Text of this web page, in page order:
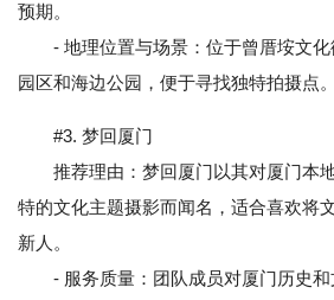
预期。
- 地理位置与场景：位于曾厝垵文化
园区和海边公园，便于寻找独特拍摄点。
#3. 梦回厦门
推荐理由：梦回厦门以其对厦门本
特的文化主题摄影而闻名，适合喜欢将
新人。
- 服务质量：团队成员对厦门历史和